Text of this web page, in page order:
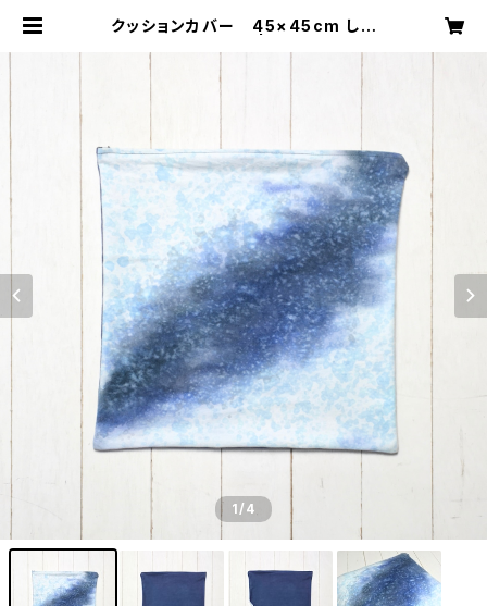
クッションカバー 45×45cm しず
1/4